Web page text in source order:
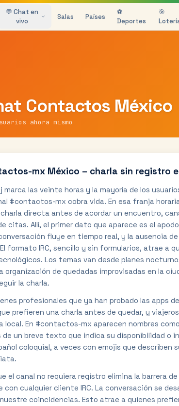
💬 Chat en
vivo
Salas Países
⚽
Deportes
🎯
Contactos México
ahora mismo
mx México – charla sin registro
marca las veinte horas y la mayoría de los
#contactos-mx cobra vida. En esa franja
directa antes de acordar un encuentro,
citas. Allí, el primer dato que aparece es el
fluye en tiempo real, y la ausencia
formato IRC, sencillo y sin formularios, atrae a
Los temas van desde planes
organización de quedadas improvisadas en la
la charla.
profesionales que ya han probado las apps
prefieren una charla antes de quedar, y
local. En #contactos-mx aparecen nombres
de un breve texto que indica su disponibilidad o
coloquial, a veces con emojis que describen
el canal no requiera registro elimina la barrera
con cualquier cliente IRC. La conversación se
coincidencias. Esto atrae a quienes